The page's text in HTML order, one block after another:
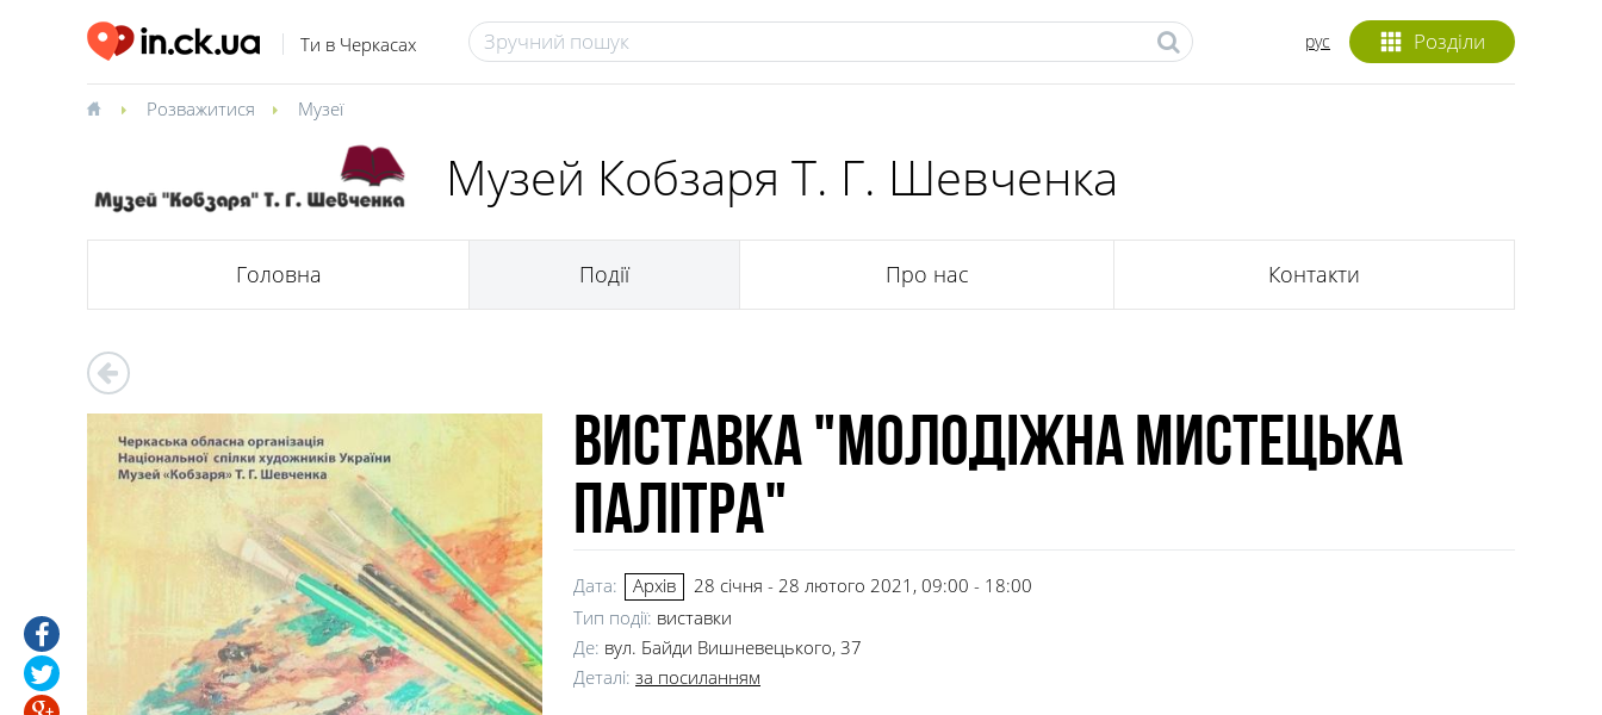
Ти в Черкасах Розділи
рус
Розважитися Музеї
Музей Кобзаря Т. Г. Шевченка
Головна Події Про нас Контакти
Виставка "Молодіжна мистецька
палітра"
Дата: Архів
28 січня - 28 лютого 2021, 09:00 - 18:00
Тип події: виставки
Де: вул. Байди Вишневецького, 37
Деталі: за посиланням